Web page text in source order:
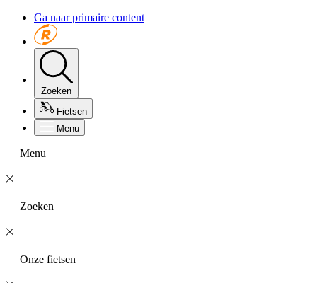
Ga naar primaire content
Zoeken
Fietsen
Menu
Menu
Zoeken
Onze fietsen